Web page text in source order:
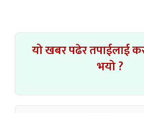
यो खबर पढेर तपाईलाई
भयो ?